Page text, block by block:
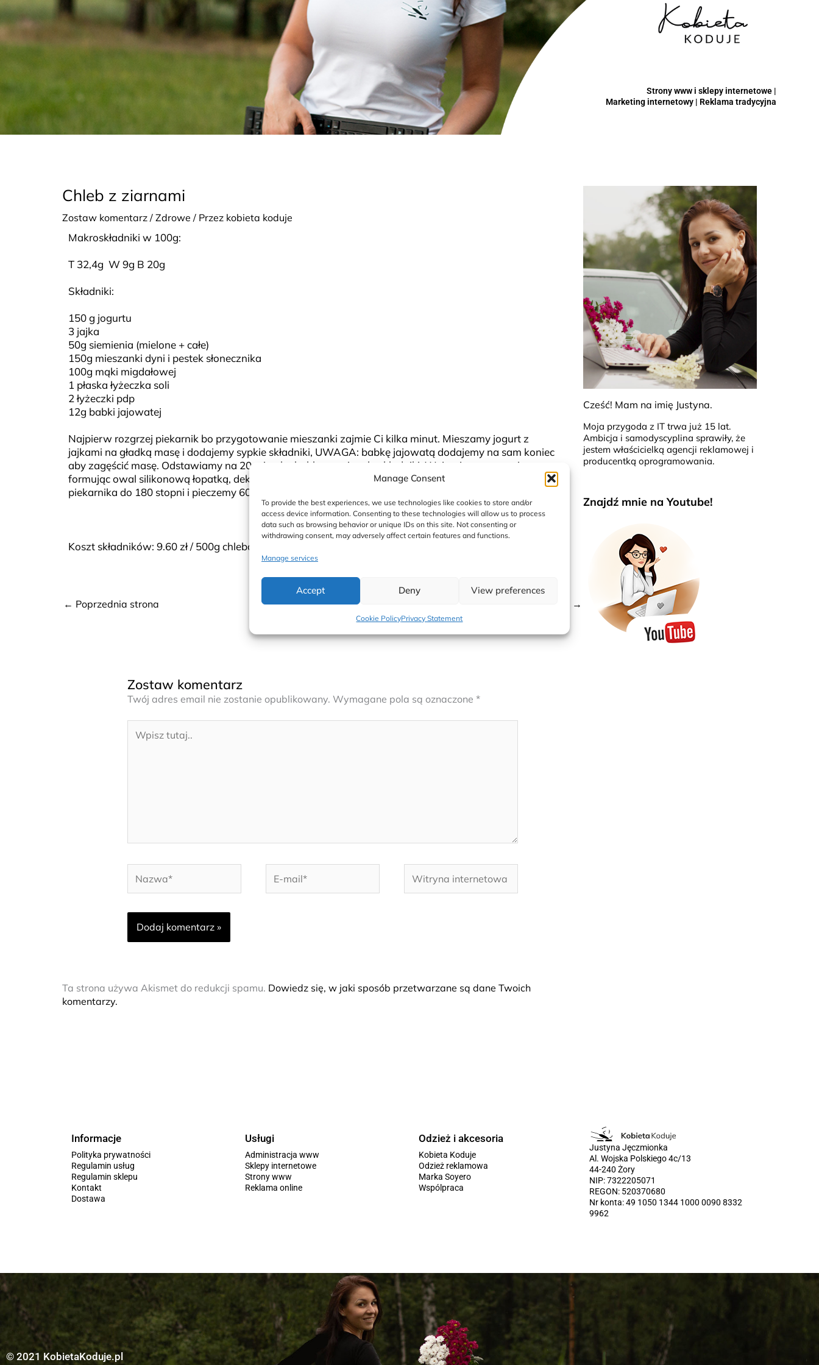
Manage Consent
To provide the best experiences, we use technologies like cookies to store and/or
access device information. Consenting to these technologies will allow us to process
data such as browsing behavior or unique IDs on this site. Not consenting or
withdrawing consent, may adversely affect certain features and functions.
Manage services
Accept Deny View preferences
Cookie PolicyPrivacy Statement
Strony www i sklepy internetowe |
Marketing internetowy | Reklama tradycyjna
Chleb z ziarnami
Zostaw komentarz / Zdrowe / Przez kobieta koduje
Makroskładniki w 100g:
T 32,4g W 9g B 20g
Składniki:
150 g jogurtu
3 jajka
50g siemienia (mielone + całe)
150g mieszanki dyni i pestek słonecznika
100g mąki migdałowej
1 płaska łyżeczka soli
2 łyżeczki pdp
12g babki jajowatej
Najpierw rozgrzej piekarnik bo przygotowanie mieszanki zajmie Ci kilka minut. Mieszamy jogurt z
jajkami na gładką masę i dodajemy sypkie składniki, UWAGA: babkę jajowatą dodajemy na sam koniec
aby zagęścić masę. Odstawiamy na 20 min aby babka zawiązała składniki. Wyjmujemy na papier
formując owal silikonową łopatką, dekorujemy pestkami dyni i słonecznikiem. Wkładamy do nagrzanego
piekarnika do 180 stopni i pieczemy 60 min.
Koszt składników: 9.60 zł / 500g chleba
← Poprzednia strona →
Zostaw komentarz
Twój adres email nie zostanie opublikowany. Wymagane pola są oznaczone *
tutaj..
mail*
internetowa
Ta strona używa Akismet do redukcji spamu. Dowiedz się, w jaki sposób przetwarzane są dane Twoich
komentarzy.
Cześć! Mam na imię Justyna.
Moja przygoda z IT trwa już 15 lat.
Ambicja i samodyscyplina sprawiły, że
jestem właścicielką agencji reklamowej i
producentką oprogramowania.
Znajdź mnie na Youtube!
Informacje
Polityka prywatności
Regulamin usług
Regulamin sklepu
Kontakt
Dostawa
Usługi
Administracja www
Sklepy internetowe
Strony www
Reklama online
Odzież i akcesoria
Kobieta Koduje
Odzież reklamowa
Marka Soyero
Wspólpraca
Justyna Jęczmionka
Al. Wojska Polskiego 4c/13
44-240 Żory
NIP: 7322205071
REGON: 520370680
Nr konta: 49 1050 1344 1000 0090 8332
9962
© 2021 KobietaKoduje.pl